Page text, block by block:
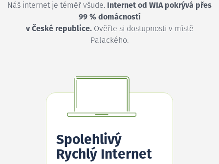
Náš internet je téměř všude. Internet od WIA pokrývá přes
99 % domácností
v České republice.Ověřte si dostupnosti v místě
Palackého.
Spolehlivý
Rychlý Internet